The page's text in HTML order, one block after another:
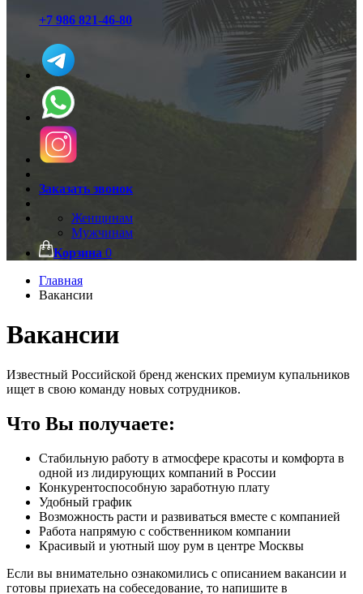
+7 986 821-46-80
Заказать звонок
Женщинам
Мужчинам
Корзина 0
Главная
Вакансии
Вакансии
Известный Российской бренд женских премиум купальников
ищет в свою команду новых сотрудников.
Что Вы получаете:
Стабильную работу в атмосфере красоты и комфорта в
одной из лидирующих компаний в России
Конкурентоспособную заработную плату
Удобный график
Возможность расти и развиваться вместе с компанией
Работа напрямую с собственником компании
Красивый и уютный шоу рум в центре Москвы
Если вы внимательно ознакомились с описанием вакансии и
готовы приехать на собеседование, то напишите в